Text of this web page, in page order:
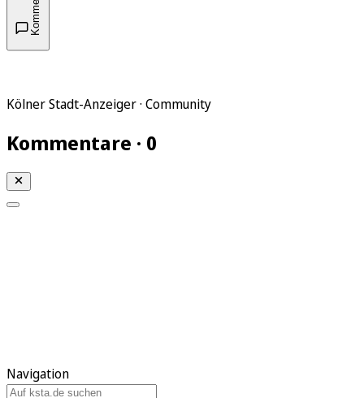
Kölner Stadt-Anzeiger · Community
Kommentare · 0
Navigation